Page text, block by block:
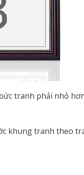
tranh phải nhỏ
khung tranh theo